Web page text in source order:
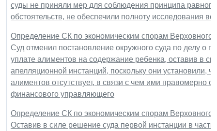
суды не приняли мер для соблюдения принципа
обстоятельств, не обеспечили полноту исследования
Определение СК по экономическим спорам
Суд отменил постановление окружного суда по делу о
уплате алиментов на содержание ребенка, оставив в
апелляционной инстанций, поскольку они установили,
алиментов отсутствует, в связи с чем ими правомерно
финансового управляющего
Определение СК по экономическим спорам Верховного
Оставив в силе решение суда первой инстанции в